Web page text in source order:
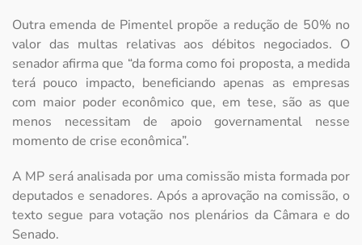
Outra emenda de Pimentel propõe a redução de 50% no
valor das multas relativas aos débitos negociados. O
senador afirma que “da forma como foi proposta, a medida
terá pouco impacto, beneficiando apenas as empresas
com maior poder econômico que, em tese, são as que
menos necessitam de apoio governamental nesse
momento de crise econômica”.
A MP será analisada por uma comissão mista formada por
deputados e senadores. Após a aprovação na comissão, o
texto segue para votação nos plenários da Câmara e do
Senado.